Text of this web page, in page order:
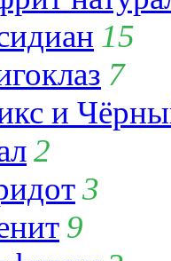
15
7
и
2
3
9